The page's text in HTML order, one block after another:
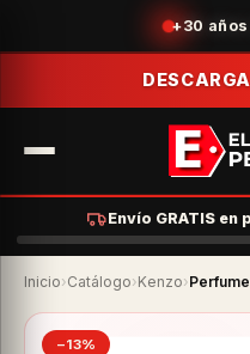
Acumula
Envío GRATIS
Inicio›Catálogo›Kenzo›
−13%